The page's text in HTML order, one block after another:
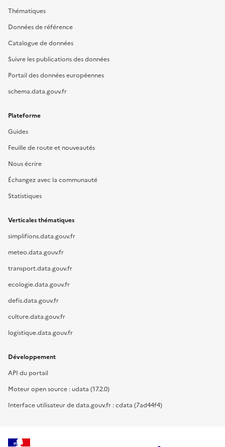
Thématiques
Données de référence
Catalogue de données
Suivre les publications des données
Portail des données européennes
schema.data.gouv.fr
Plateforme
Guides
Feuille de route et nouveautés
Nous écrire
Échangez avec la communauté
Statistiques
Verticales thématiques
simplifions.data.gouv.fr
meteo.data.gouv.fr
transport.data.gouv.fr
ecologie.data.gouv.fr
defis.data.gouv.fr
culture.data.gouv.fr
logistique.data.gouv.fr
Développement
API du portail
Moteur open source : udata (17.2.0)
Interface utilisateur de data.gouv.fr : cdata (7ad44f4)